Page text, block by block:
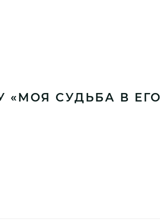
СУДЬБА В